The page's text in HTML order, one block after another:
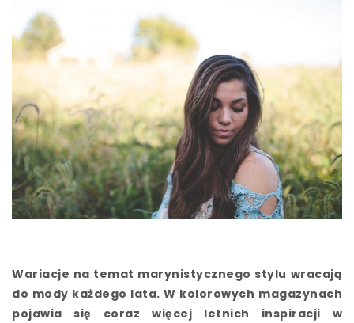
Wariacje na temat marynistycznego stylu wracają
do mody każdego lata. W kolorowych magazynach
pojawia się coraz więcej letnich inspiracji w